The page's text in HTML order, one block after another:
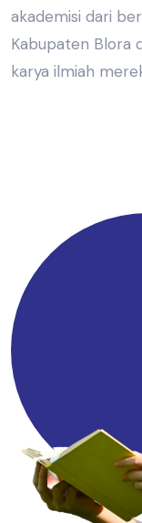
akademisi dari
Kabupaten Blora
karya ilmiah